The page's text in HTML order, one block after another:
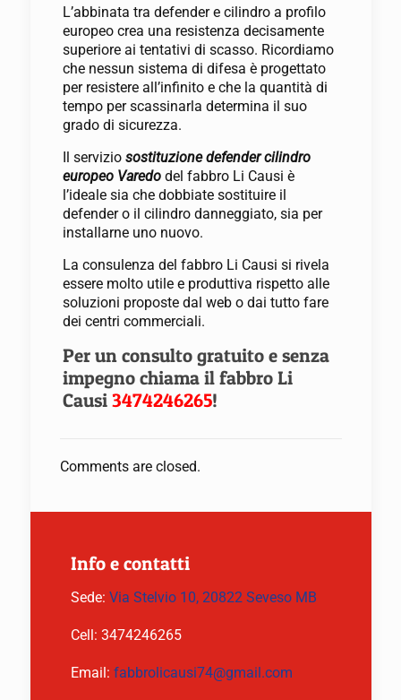
L’abbinata tra defender e cilindro a profilo
europeo crea una resistenza decisamente
superiore ai tentativi di scasso. Ricordiamo
che nessun sistema di difesa è progettato
per resistere all’infinito e che la quantità di
tempo per scassinarla determina il suo
grado di sicurezza.
Il servizio sostituzione defender cilindro
europeo Varedodel fabbro Li Causi è
l’ideale sia che dobbiate sostituire il
defender o il cilindro danneggiato, sia per
installarne uno nuovo.
La consulenza del fabbro Li Causi si rivela
essere molto utile e produttiva rispetto alle
soluzioni proposte dal web o dai tutto fare
dei centri commerciali.
Per un consulto gratuito e senza
impegno chiama il fabbro Li
Causi 3474246265!
Comments are closed.
Info e contatti
Sede: Via Stelvio 10, 20822 Seveso MB
Cell: 3474246265
Email: fabbrolicausi74@gmail.com